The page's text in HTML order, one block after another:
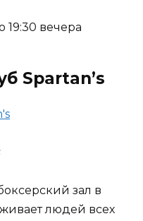
19:30 вечера
Spartan’s
зал в
людей всех